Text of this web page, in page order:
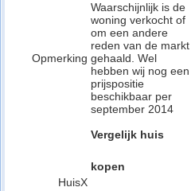
Opmerking
Waarschijnlijk is de
woning verkocht of
om een andere
reden van de markt
gehaald. Wel
hebben wij nog een
prijspositie
beschikbaar per
september 2014
HuisX
Vergelijk huis
kopen